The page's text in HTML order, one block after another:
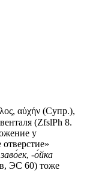
αὑχήν (Супр.),
(ZfslPh 8.
у
заво́ек, -о́йка
ЭС 60) тоже